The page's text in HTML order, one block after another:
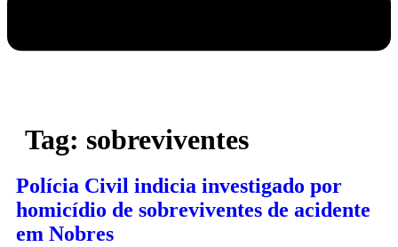
Tag: sobreviventes
Polícia Civil indicia investigado por
homicídio de sobreviventes de acidente
em Nobres